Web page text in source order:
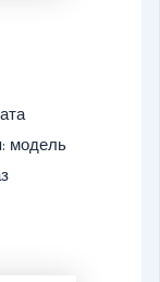
модель